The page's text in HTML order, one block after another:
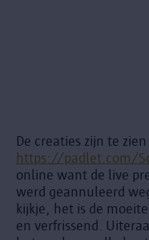
De creaties zijn te zien
https://padlet.com/
online want de live
werd geannuleerd
kijkje, het is de
en verfrissend.